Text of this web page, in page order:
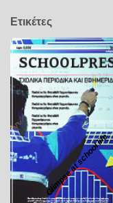
Ετικέτες
Glimpse at school life